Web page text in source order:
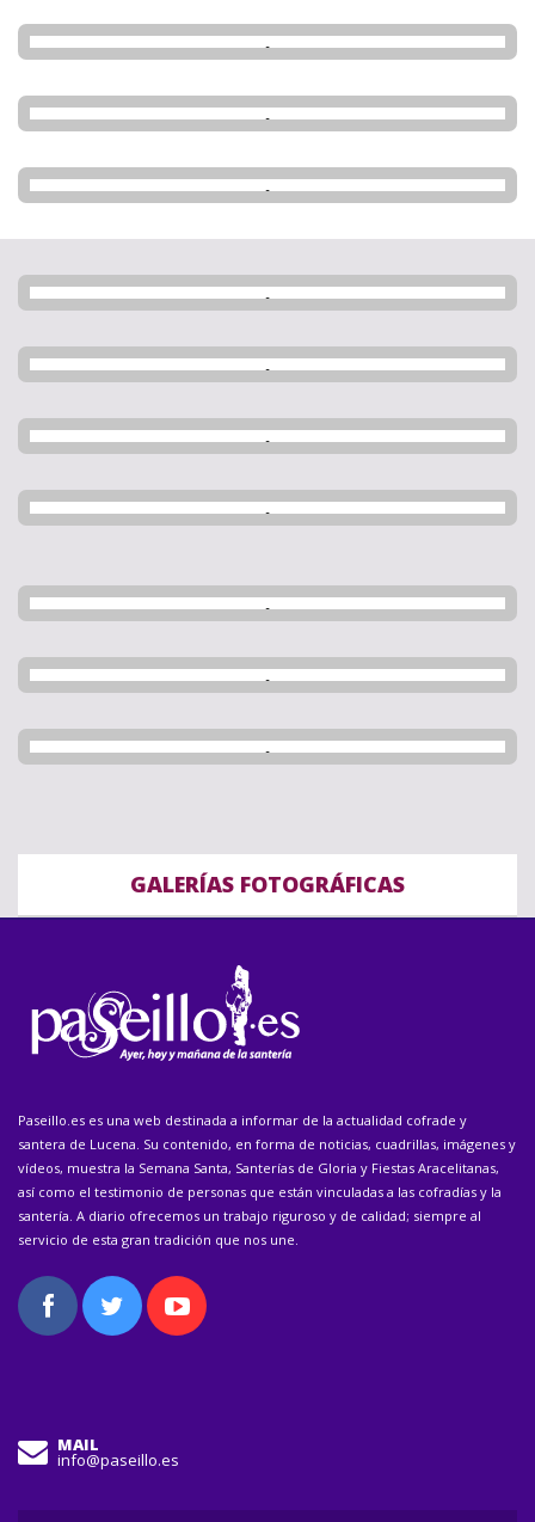
GALERÍAS FOTOGRÁFICAS
Paseillo.es es una web destinada a informar de la actualidad cofrade y
santera de Lucena. Su contenido, en forma de noticias, cuadrillas, imágenes y
vídeos, muestra la Semana Santa, Santerías de Gloria y Fiestas Aracelitanas,
así como el testimonio de personas que están vinculadas a las cofradías y la
santería. A diario ofrecemos un trabajo riguroso y de calidad; siempre al
servicio de esta gran tradición que nos une.
MAIL
info@paseillo.es